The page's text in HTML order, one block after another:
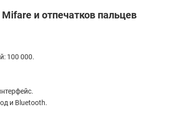
и отпечатков пальцев
100 000.
и Bluetooth.